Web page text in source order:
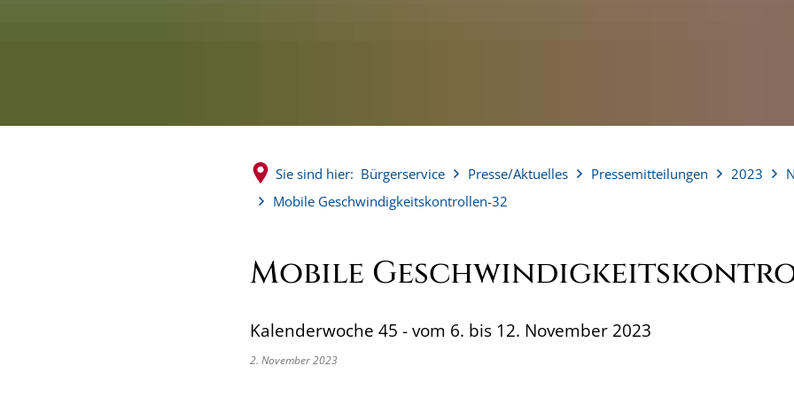
Sie sind hier: Bürgerservice Presse/Aktuelles Pressemitteilungen 2023
Mobile Geschwindigkeitskontrollen-32
Mobile
Kalenderwoche 45 - vom 6. bis 12. November 2023
2. November 2023